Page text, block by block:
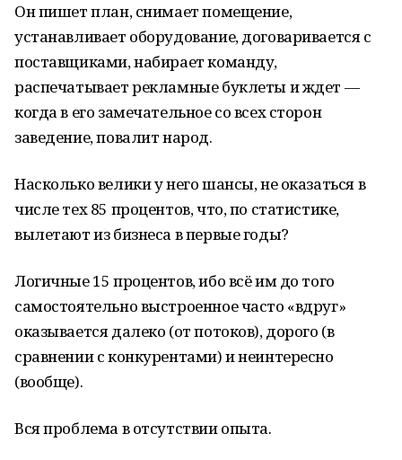
Он пишет план, снимает помещение,
устанавливает оборудование, договаривается с
поставщиками, набирает команду,
распечатывает рекламные буклеты и ждет —
когда в его замечательное со всех сторон
заведение, повалит народ.
Насколько велики у него шансы, не оказаться в
числе тех 85 процентов, что, по статистике,
вылетают из бизнеса в первые годы?
Логичные 15 процентов, ибо всё им до того
самостоятельно выстроенное часто «вдруг»
оказывается далеко (от потоков), дорого (в
сравнении с конкурентами) и неинтересно
(вообще).
Вся проблема в отсутствии опыта.